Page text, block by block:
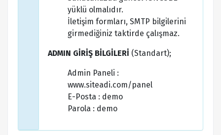
yüklü olmalıdır.
İletişim formları, SMTP bilgilerini
girmediğiniz taktirde çalışmaz.
ADMIN GİRİŞ BİLGİLERİ (Standart);
Admin Paneli :
www.siteadi.com/panel
E-Posta : demo
Parola : demo